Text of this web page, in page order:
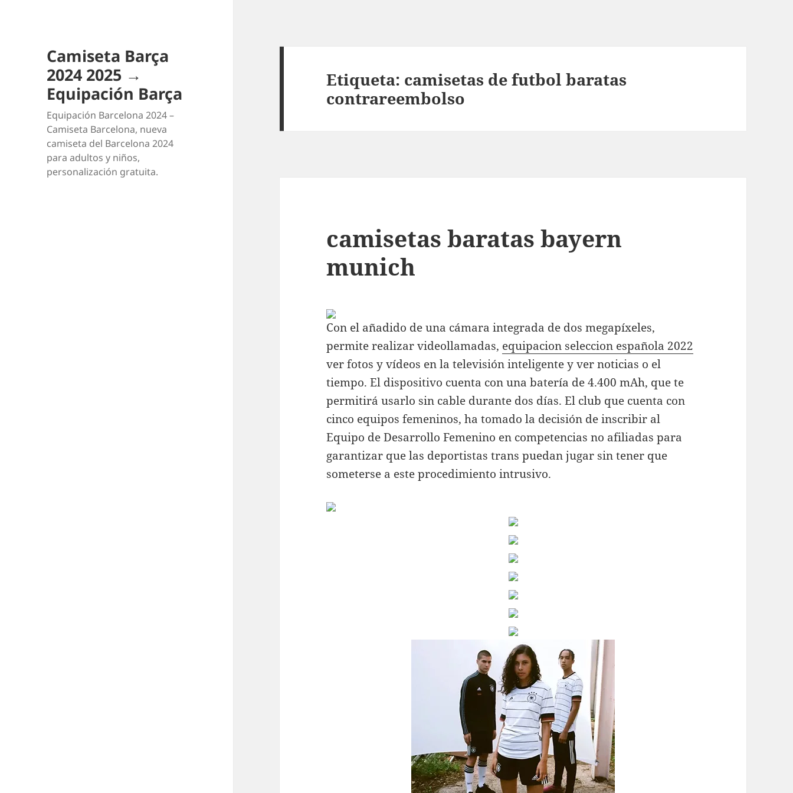
Camiseta Barça
2024 2025 →
Equipación Barça
Equipación Barcelona 2024 –
Camiseta Barcelona, nueva
camiseta del Barcelona 2024
para adultos y niños,
personalización gratuita.
Etiqueta: camisetas de futbol baratas
contrareembolso
camisetas baratas bayern
munich
Con el añadido de una cámara integrada de dos megapíxeles,
permite realizar videollamadas, equipacion seleccion española 2022
ver fotos y vídeos en la televisión inteligente y ver noticias o el
tiempo. El dispositivo cuenta con una batería de 4.400 mAh, que te
permitirá usarlo sin cable durante dos días. El club que cuenta con
cinco equipos femeninos, ha tomado la decisión de inscribir al
Equipo de Desarrollo Femenino en competencias no afiliadas para
garantizar que las deportistas trans puedan jugar sin tener que
someterse a este procedimiento intrusivo.